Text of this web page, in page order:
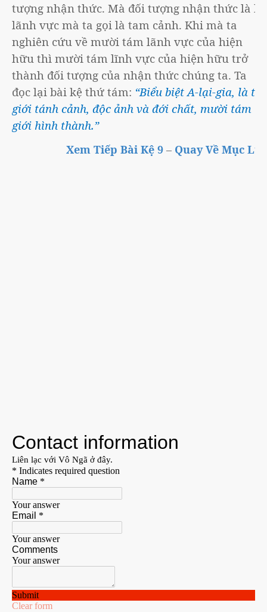
tượng nhận thức. Mà đối tượng nhận thức là ba
lãnh vực mà ta gọi là tam cảnh. Khi mà ta
nghiên cứu về mười tám lãnh vực của hiện
hữu thì mười tám lĩnh vực của hiện hữu trở
thành đối tượng của nhận thức chúng ta. Ta
đọc lại bài kệ thứ tám: “Biểu biệt A-lại-gia, là thế
giới tánh cảnh, độc ảnh và đới chất, mười tám
giới hình thành.”
Xem Tiếp Bài Kệ 9 – Quay Về Mục Lục